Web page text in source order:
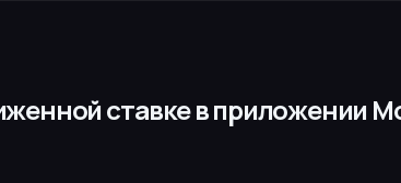
ставке в приложении